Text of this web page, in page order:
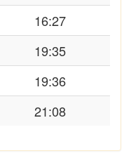
16:27
19:35
19:36
21:08